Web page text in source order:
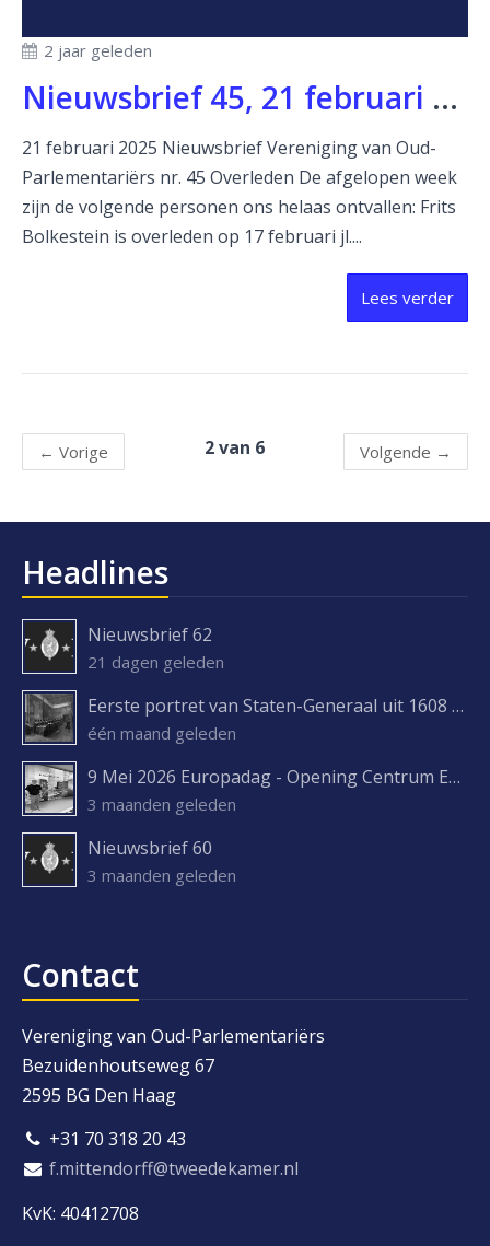
2 jaar geleden
Nieuwsbrief 45, 21 februari 2025
21 februari 2025 Nieuwsbrief Vereniging van Oud-
Parlementariërs nr. 45 Overleden De afgelopen week
zijn de volgende personen ons helaas ontvallen: Frits
Bolkestein is overleden op 17 februari jl....
Lees verder
← Vorige 2 van 6 Volgende →
Headlines
Nieuwsbrief 62
21 dagen geleden
Eerste portret van Staten-Generaal uit 1608 ontdekt
één maand geleden
9 Mei 2026 Europadag - Opening Centrum Europa Experience
3 maanden geleden
Nieuwsbrief 60
3 maanden geleden
Contact
Vereniging van Oud-Parlementariërs
Bezuidenhoutseweg 67
2595 BG Den Haag
+31 70 318 20 43
f.mittendorff@tweedekamer.nl
KvK: 40412708